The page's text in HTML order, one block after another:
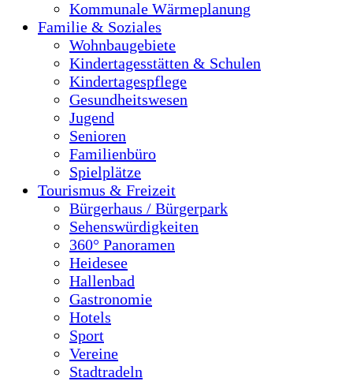
Kommunale Wärmeplanung
Familie & Soziales
Wohnbaugebiete
Kindertagesstätten & Schulen
Kindertagespflege
Gesundheitswesen
Jugend
Senioren
Familienbüro
Spielplätze
Tourismus & Freizeit
Bürgerhaus / Bürgerpark
Sehenswürdigkeiten
360° Panoramen
Heidesee
Hallenbad
Gastronomie
Hotels
Sport
Vereine
Stadtradeln